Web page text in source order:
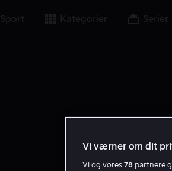
Sport Kategorier Serier
Vi værner om dit
Vi og vores 78 partnere